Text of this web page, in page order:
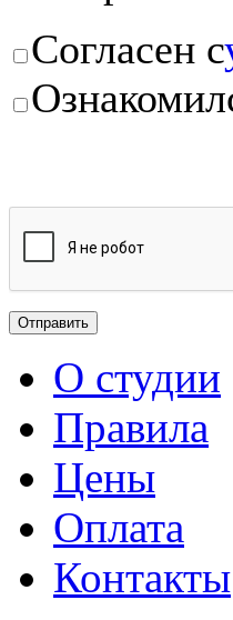
Согласен с
О студии
Правила
Цены
Оплата
Контакты